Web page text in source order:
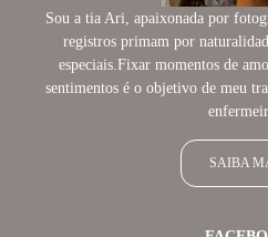
Sou a tia Ari, apaixonada por
registros primam por
especiais.Fixar momentos de
sentimentos é o objetivo de meu
SAIBA